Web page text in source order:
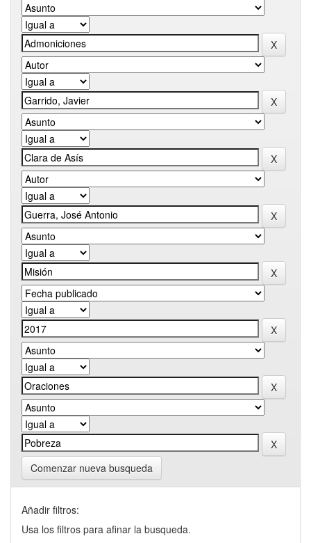
Comenzar nueva busqueda
Añadir filtros:
Usa los filtros para afinar la busqueda.